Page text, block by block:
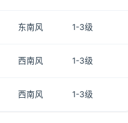
东南风 1-3级
西南风 1-3级
西南风 1-3级